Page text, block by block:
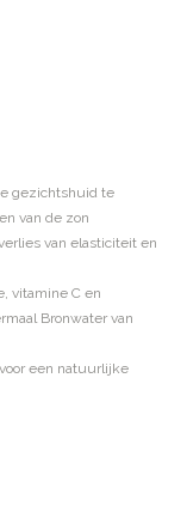
gezichtshuid te
van de zon
van elasticiteit en
vitamine C en
Bronwater van
een natuurlijke
- Ethylhexyl